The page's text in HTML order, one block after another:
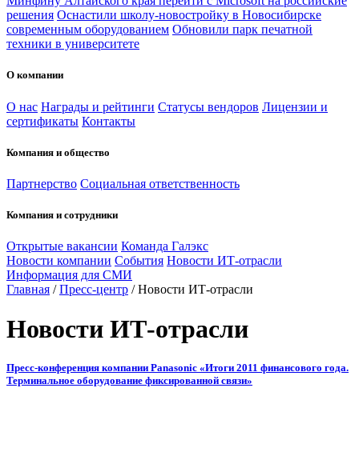
решения Оснастили школу-новостройку в Новосибирске
современным оборудованием Обновили парк печатной
техники в университете
О компании
О нас Награды и рейтинги Статусы вендоров Лицензии и
сертификаты Контакты
Компания и общество
Партнерство Социальная ответственность
Компания и сотрудники
Открытые вакансии Команда Галэкс
Новости компании События Новости ИТ-отрасли
Информация для СМИ
Главная / Пресс-центр / Новости ИТ-отрасли
Новости ИТ-отрасли
Пресс-конференция компании Panasonic «Итоги 2011 финансового года.
Терминальное оборудование фиксированной связи»